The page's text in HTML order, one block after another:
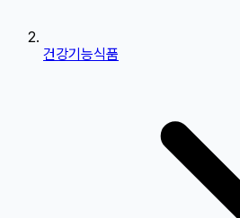
건강기능식품